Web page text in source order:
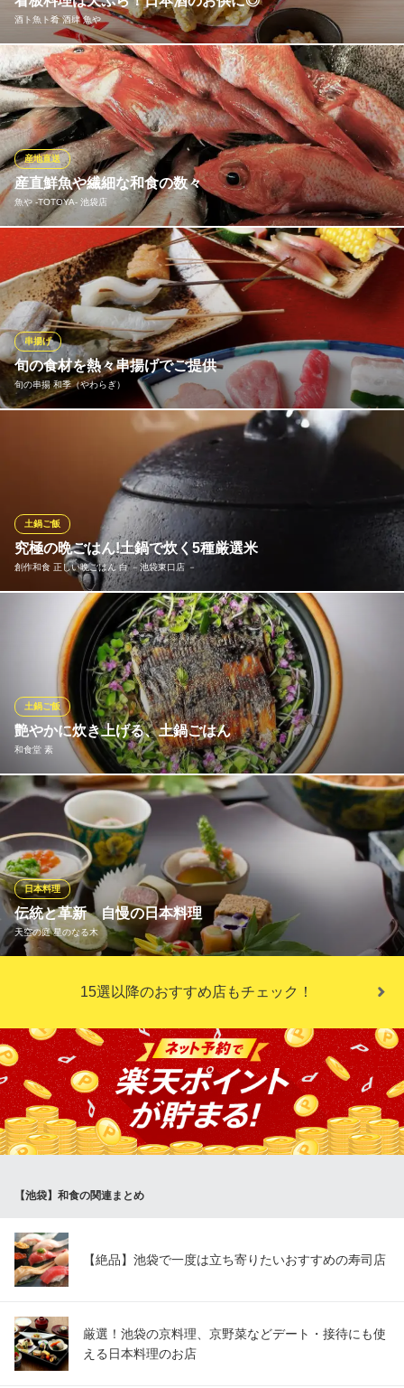
酒庵 鯖・番・彩 ‐サバンザイ‐
古民家居酒屋
ＪＲ池袋駅 徒歩4分
東京都豊島区東池袋1-13-1 1F
酒ト魚ト肴 酒肆 魚や
当店では食べやすい一口サイズの「つまみスタイル」でご提供。
江戸の街で人気だったと言われる、美しい黄金色の「金ぷら（卵
黄のみを使用）」と白金色の「銀ぷら（卵白のみ）」は、お酒が
進む味わい！さらに、食材の水分を逃しにくく、ヘルシーかつサ
クっと揚げる製法を採用。胃もたれしにくく、食べやすいのが特
徴です。
酒ト魚ト肴 酒肆 魚や
モダン江戸酒場
ＪＲ池袋駅 徒歩1分
東京都豊島区西池袋3-26-5 ニューマツモトビルB1
産直鮮魚や繊細な和食の数々
魚や ‐TOTOYA‐ 池袋店
産地直送
有名和食店で修行を積んだ若手板長の織りなす美しい和食の
数々。産直仕入れの鮮魚。和食らしく「旬」から日本の季節を感
じていただけます。厳選した地酒と合わせてお刺身、焼き魚、酒
の肴をお楽しみください。
魚や ‐TOTOYA‐ 池袋店
海鮮の美味しい居酒屋
ＪＲ池袋駅西口 徒歩3分
東京都豊島区西池袋1-37-12 ロサ会館4F
旬の食材を熱々串揚げでご提供
旬の串揚 和季（やわらぎ）
串揚げ
旬の食材をご用意しております。 お料理はコースでのご提供にな
ります。季節の食材をご堪能下さい。
旬の串揚 和季（やわらぎ）
旬の串揚げと日本酒
ＪＲ池袋駅 徒歩1分
東京都豊島区西池袋3-27-1 西池袋ベルビル2F
究極の晩ごはん!土鍋で炊く5種厳選米
創作和食 正しい晩ごはん 白 －池袋東口店 －
土鍋ご飯
全国から厳選したお米を土釜で丁寧に炊き上げる土鍋ご飯。「当
たり前のことを、丁寧に心を込めて。」という思いで、お好みに
合わせて選べる個性豊かな五種類のお米をご用意。その豊かな香
りと、ふっくらとした食感は格別です。旬の和食と合わせ、贅沢
な食べ比べもおすすめ。ぜひ、心温まる絶品土鍋ご飯をご堪能く
ださい。
創作和食 正しい晩ごはん 白 －池袋東口店 －
季節の土鍋ご飯居酒屋
ＪＲ池袋駅 徒歩1分
東京都豊島区南池袋1-17-13 ゴールデンプラザ池袋9F
艶やかに炊き上げる、土鍋ごはん
和食堂 素
土鍋ご飯
食事の主役は、新潟県産ブランド米「新之助」。 土鍋を使い、お
米の持つ甘みと旨みを最大限に引き出します。 一粒一粒が艶やか
に輝き、ふっくらと立ち上がった炊き立てのごはんは、それだけ
でご馳走。まずは、そのものの味をお愉しみください。
和食堂 素
池袋 和食
ＪＲ池袋駅 徒歩4分
伝統と革新 自慢の日本料理
天空の庭 星のなる木
日本料理
見た目も、味も、使っている食材も、日本料理の技法を守りなが
ら新しい洋の食材も用いて新たな懐石に日々挑戦しています。 和
なる木」で五感で感じてください。
天空の庭 星のなる木
夜景・和食・個室
ＪＲ池袋駅 徒歩8分
東京都豊島区東池袋3‐1 サンシャイン60 59階
15選以降のおすすめ店もチェック！
【池袋】和食の関連まとめ
【絶品】池袋で一度は立ち寄りたいおすすめの寿司店
厳選！池袋の京料理、京野菜などデート・接待にも使
える日本料理のお店